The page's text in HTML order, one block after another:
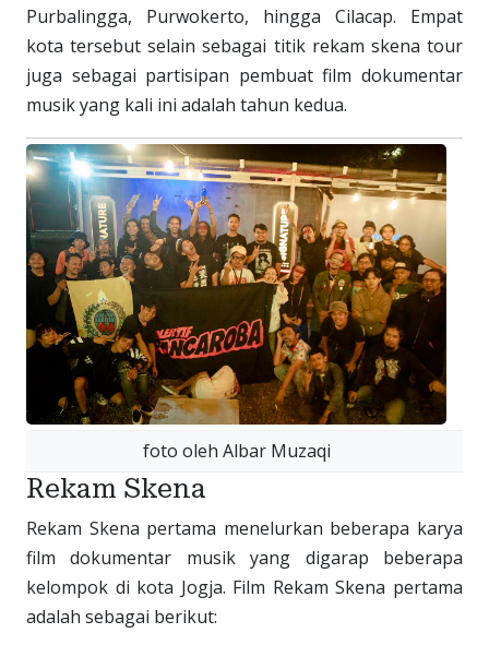
Purbalingga, Purwokerto, hingga Cilacap. Empat
kota tersebut selain sebagai titik rekam skena tour
juga sebagai partisipan pembuat film dokumentar
musik yang kali ini adalah tahun kedua.
foto oleh Albar Muzaqi
Rekam Skena
Rekam Skena pertama menelurkan beberapa karya
film dokumentar musik yang digarap beberapa
kelompok di kota Jogja. Film Rekam Skena pertama
adalah sebagai berikut: